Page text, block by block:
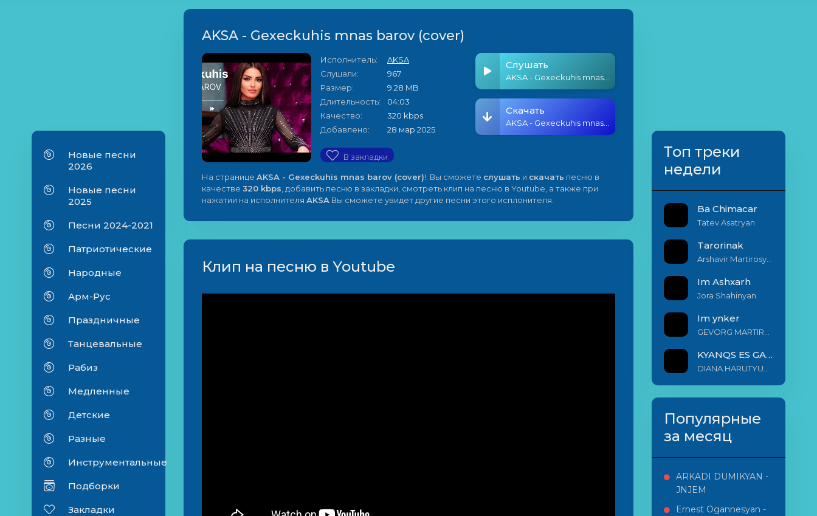
Новые песни
2026
Новые песни
2025
Песни 2024-2021
Патриотические
Народные
Арм-Рус
Праздничные
Танцевальные
Рабиз
Медленные
Детские
Разные
Инструментальные
Подборки
Закладки
AKSA - Gexeckuhis mnas barov (cover)
Исполнитель:
AKSA
Слушали:
967
Размер:
9.28 MB
Длительность:
04:03
Качество:
320 kbps
Добавлено:
28 мар 2025
В закладки
Слушать
Скачать
На странице AKSA - Gexeckuhis mnas barov (cover)!. Вы сможете слушать и скачать песню в
качестве 320 kbps , добавить песню в закладки, смотреть клип на песню в Youtube, а также при
нажатии на исполнителя AKSA Вы сможете увидет другие песни этого исплонителя.
Клип на песню в Youtube
Топ треки
недели
Ba Chimacar
Tatev Asatryan
Tarorinak
Im Ashxarh
Jora Shahinyan
Im ynker
KYANQS ES GALIS EM
Популярные
за месяц
ARKADI DUMIKYAN -
JNJEM
Ernest Ogannesyan -